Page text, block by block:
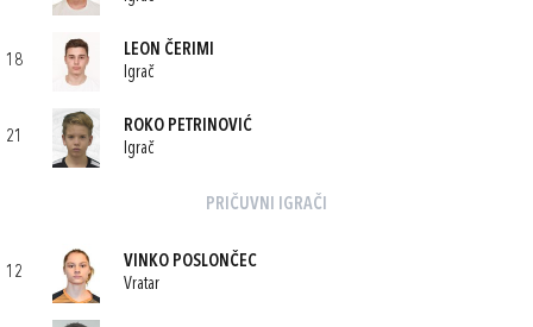
18
LEON ČERIMI
Igrač
21
ROKO PETRINOVIĆ
Igrač
PRIČUVNI IGRAČI
12
VINKO POSLONČEC
Vratar